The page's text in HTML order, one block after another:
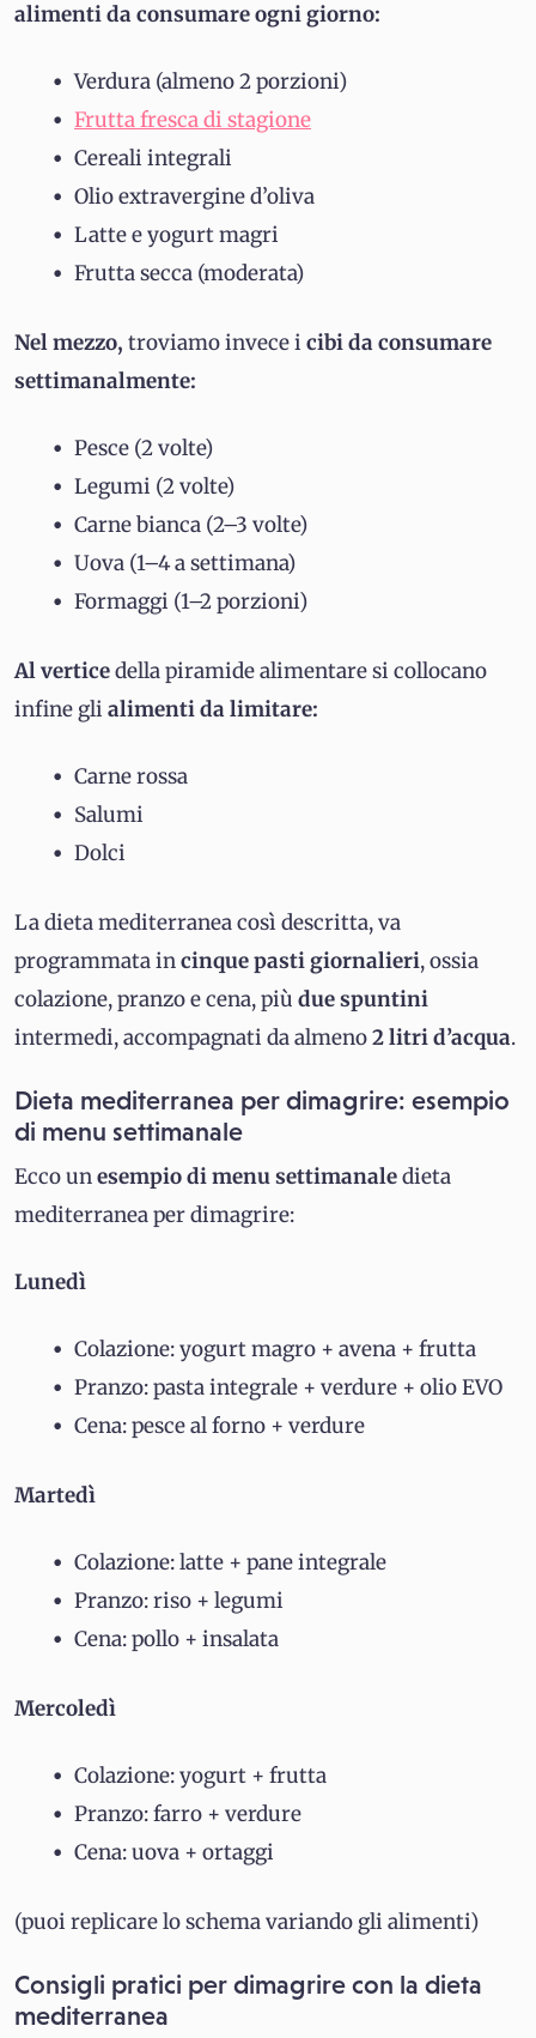
alimenti da consumare ogni giorno:
Verdura (almeno 2 porzioni)
Frutta fresca di stagione
Cereali integrali
Olio extravergine d’oliva
Latte e yogurt magri
Frutta secca (moderata)
Nel mezzo, troviamo invece i cibi da consumare
settimanalmente:
Pesce (2 volte)
Legumi (2 volte)
Carne bianca (2–3 volte)
Uova (1–4 a settimana)
Formaggi (1–2 porzioni)
Al verticedella piramide alimentare si collocano
infine gli alimenti da limitare:
Carne rossa
Salumi
Dolci
La dieta mediterranea così descritta, va
programmata incinque pasti giornalieri, ossia
colazione, pranzo e cena, più due spuntini
intermedi, accompagnati da almeno2 litri d’acqua.
Dieta mediterranea per dimagrire: esempio
di menu settimanale
Ecco unesempio di menu settimanaledieta
mediterranea per dimagrire:
Lunedì
Colazione: yogurt magro + avena + frutta
Pranzo: pasta integrale + verdure + olio EVO
Cena: pesce al forno + verdure
Martedì
Colazione: latte + pane integrale
Pranzo: riso + legumi
Cena: pollo + insalata
Mercoledì
Colazione: yogurt + frutta
Pranzo: farro + verdure
Cena: uova + ortaggi
(puoi replicare lo schema variando gli alimenti)
Consigli pratici per dimagrire con la dieta
mediterranea